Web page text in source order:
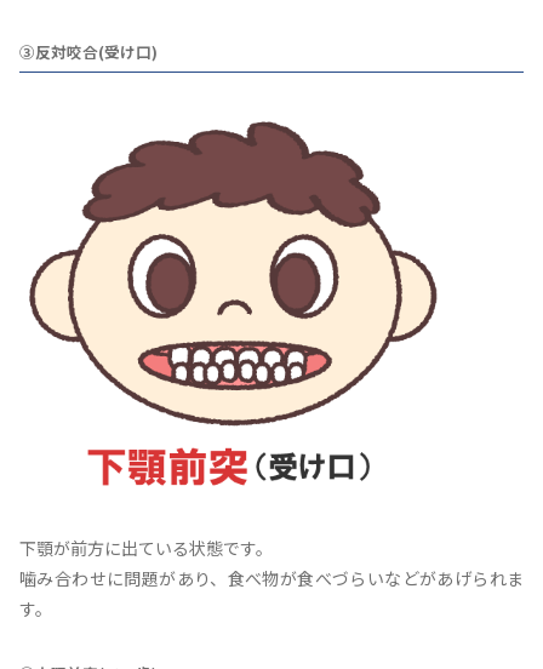
③反対咬合(受け口)
下顎が前方に出ている状態です。
噛み合わせに問題があり、食べ物が食べづらいなどがあげられま
す。